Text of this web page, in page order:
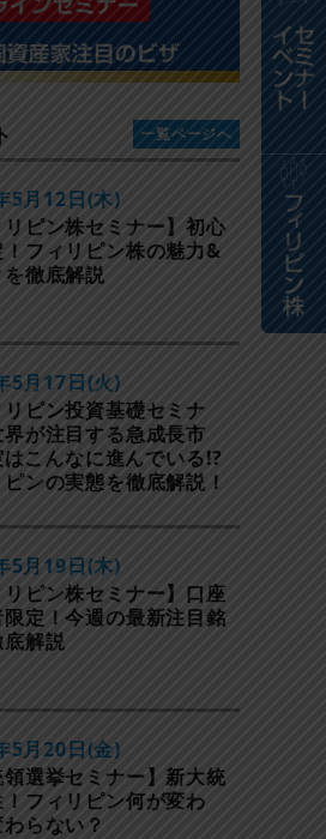
リピン株セミナー】初心
フィリピン株の魅力&
を徹底解説
5月12日(木)
リピン投資基礎セミナ
界が注目する急成長市
こんなに進んでいる!?
ンの実態を徹底解説！
5月17日(火)
リピン株セミナー】口座
限定！今週の最新注目銘
解説
5月19日(木)
領選挙セミナー】新大統
フィリピン何が変わ
らない？
5月20日(金)
一覧ページへ